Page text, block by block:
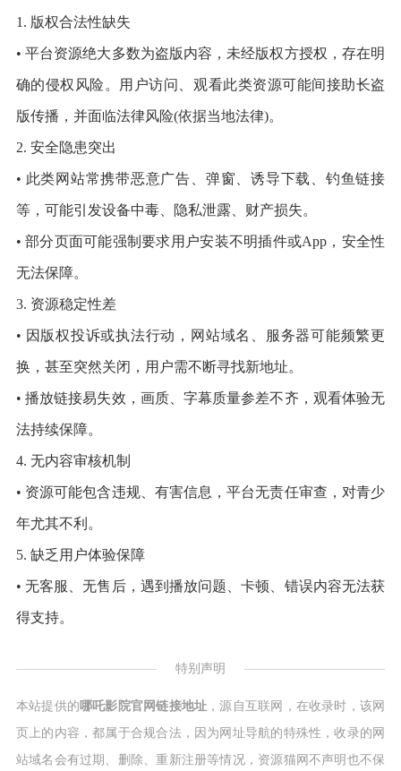
1. 版权合法性缺失
• 平台资源绝大多数为盗版内容，未经版权方授权，存在明
确的侵权风险。用户访问、观看此类资源可能间接助长盗
版传播，并面临法律风险(依据当地法律)。
2. 安全隐患突出
• 此类网站常携带恶意广告、弹窗、诱导下载、钓鱼链接
等，可能引发设备中毒、隐私泄露、财产损失。
• 部分页面可能强制要求用户安装不明插件或App，安全性
无法保障。
3. 资源稳定性差
• 因版权投诉或执法行动，网站域名、服务器可能频繁更
换，甚至突然关闭，用户需不断寻找新地址。
• 播放链接易失效，画质、字幕质量参差不齐，观看体验无
法持续保障。
4. 无内容审核机制
• 资源可能包含违规、有害信息，平台无责任审查，对青少
年尤其不利。
5. 缺乏用户体验保障
• 无客服、无售后，遇到播放问题、卡顿、错误内容无法获
得支持。
特别声明
本站提供的哪吒影院官网链接地址 ，源自互联网，在收录时，该网
页上的内容，都属于合规合法，因为网址导航的特殊性，收录的网
站域名会有过期、删除、重新注册等情况，资源猫网不声明也不保